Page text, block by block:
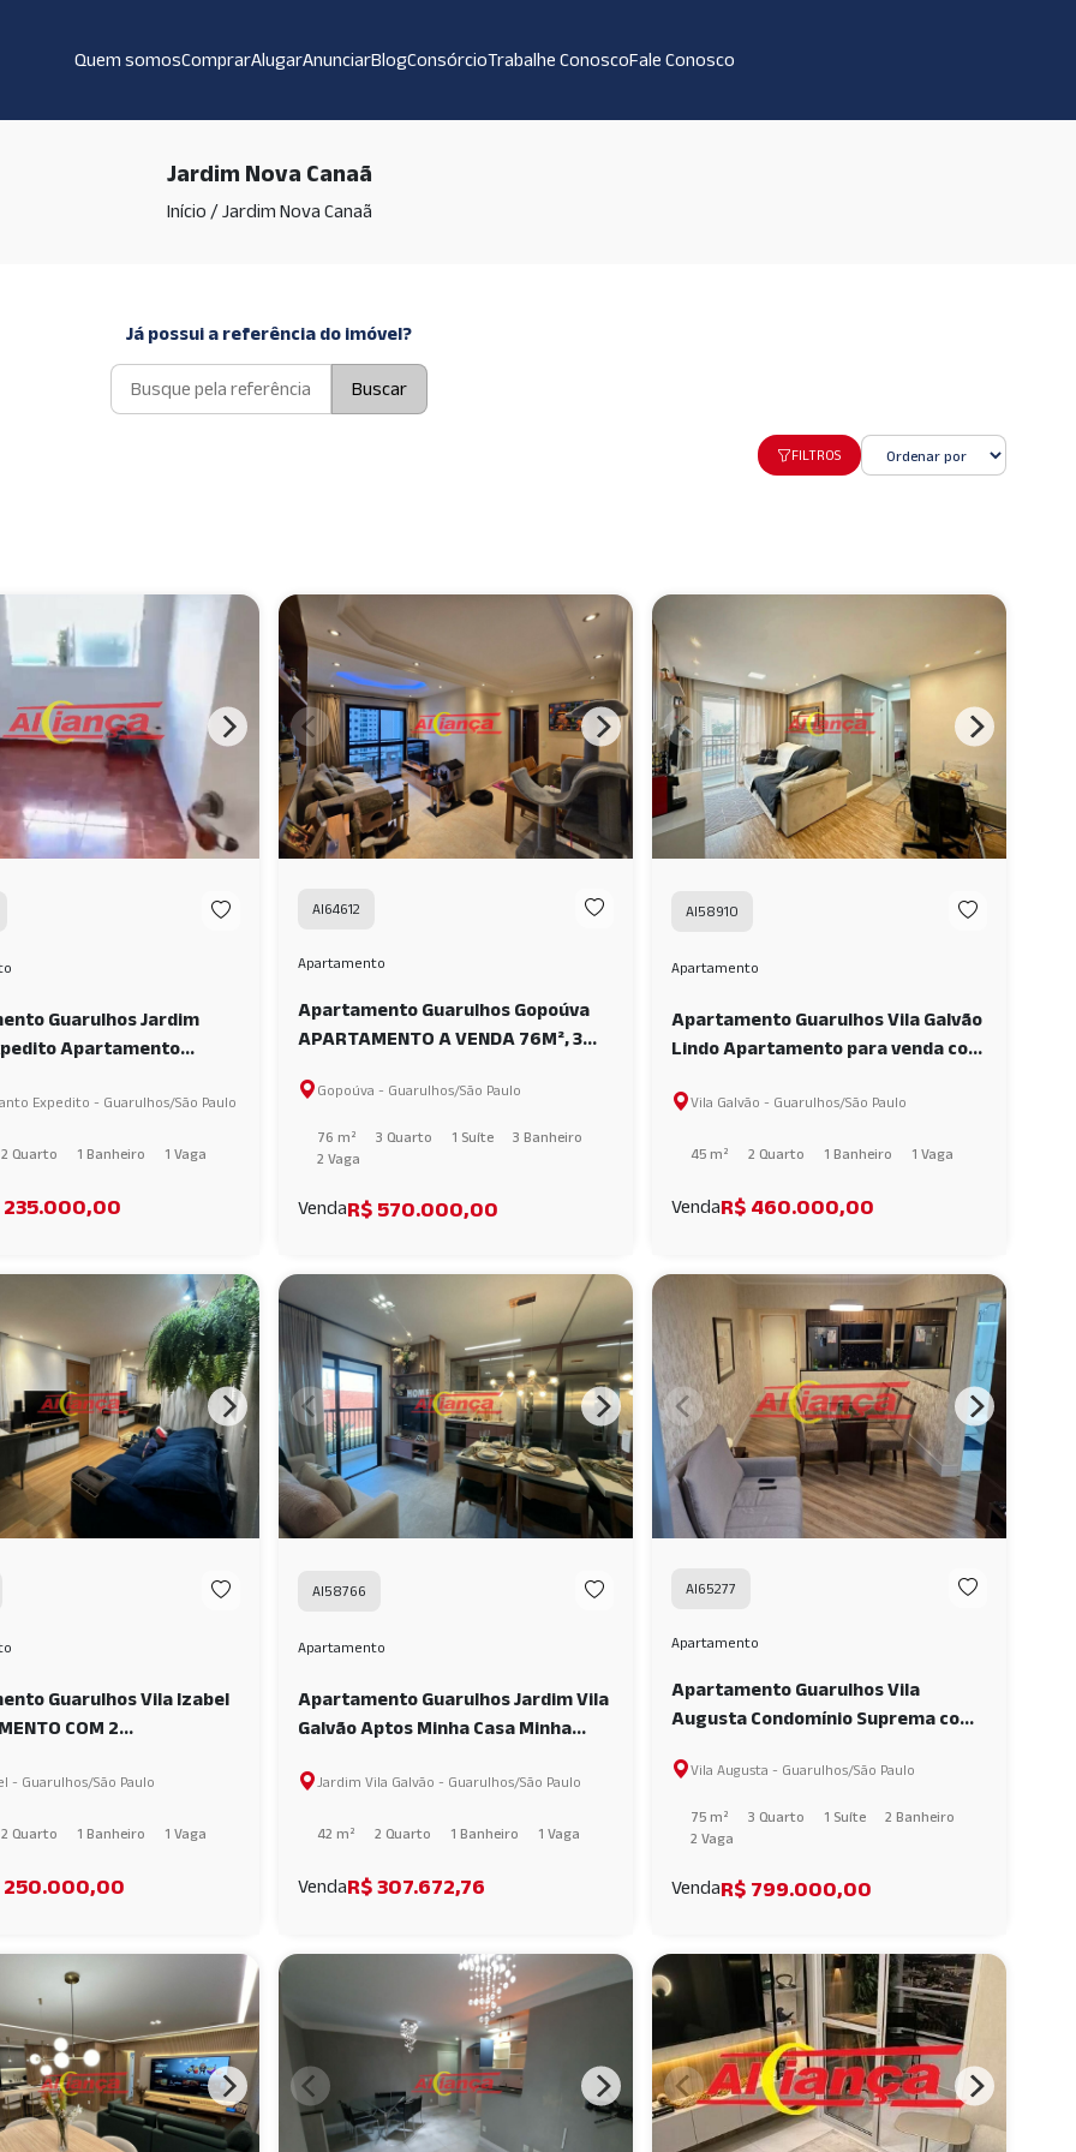
Quem somosComprarAlugarAnunciarBlogConsórcioTrabalhe ConoscoFale Conosco
Jardim Nova Canaã
Início /Jardim Nova Canaã
Já possui a referência do imóvel?
Buscar
FILTROS
Guarulhos Jardim
Apartamento
em Lavras! AI58010
Expedito - Guarulhos/São Paulo
2 Quarto 1 Banheiro 1 Vaga
235.000,00
AI64612
Apartamento
Apartamento Guarulhos Gopoúva
APARTAMENTO A VENDA 76M², 3
GUARULHOS - SP AI64612
Gopoúva - Guarulhos/São Paulo
76 m² 3 Quarto 1 Suíte
3 Banheiro
2 Vaga
VendaR$ 570.000,00
AI58910
Apartamento
Apartamento Guarulhos Vila Galvão
Lindo Apartamento para venda com
Vila Galvão - Guarulhos/São Paulo
45 m² 2 Quarto 1 Banheiro 1 Vaga
VendaR$ 460.000,00
Guarulhos Vila Izabel
COM 2
- GUARULHOS/SP
- Guarulhos/São Paulo
2 Quarto 1 Banheiro 1 Vaga
250.000,00
AI58766
Apartamento
Apartamento Guarulhos Jardim Vila
Galvão Aptos Minha Casa Minha
Jardim Vila Galvão - Guarulhos/São Paulo
42 m² 2 Quarto 1 Banheiro 1 Vaga
VendaR$ 307.672,76
AI65277
Apartamento
Apartamento Guarulhos Vila
Augusta Condomínio Suprema com
Augusta AI65277
Vila Augusta - Guarulhos/São Paulo
75 m² 3 Quarto 1 Suíte
2 Banheiro
2 Vaga
VendaR$ 799.000,00